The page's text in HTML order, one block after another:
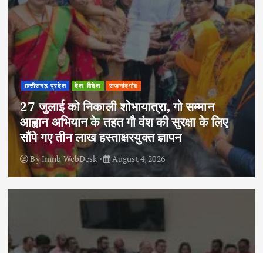
छत्तीसगढ़ प्रदेश देश-विदेश राजनांदगांव
27 जुलाई को निकाली शोभायात्रा, गो सम्मान
आह्वान अभियान के तहत गौ वंश की सुरक्षा के लिए
सौंपे गए तीन लाख हस्ताक्षरयुक्त ज्ञापन
ByImnb WebDesk August 4, 2026